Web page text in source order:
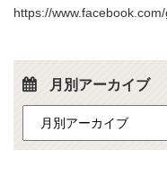
https://
月別アーカイブ